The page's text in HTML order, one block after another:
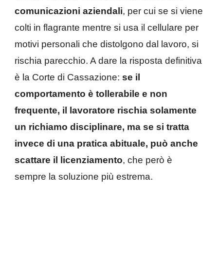
comunicazioni aziendali, per cui se si viene
colti in flagrante mentre si usa il cellulare per
motivi personali che distolgono dal lavoro, si
rischia parecchio. A dare la risposta definitiva
è la Corte di Cassazione: se il
comportamento è tollerabile e non
frequente, il lavoratore rischia solamente
un richiamo disciplinare, ma se si tratta
invece di una pratica abituale, può anche
scattare il licenziamento, che però è
sempre la soluzione più estrema.